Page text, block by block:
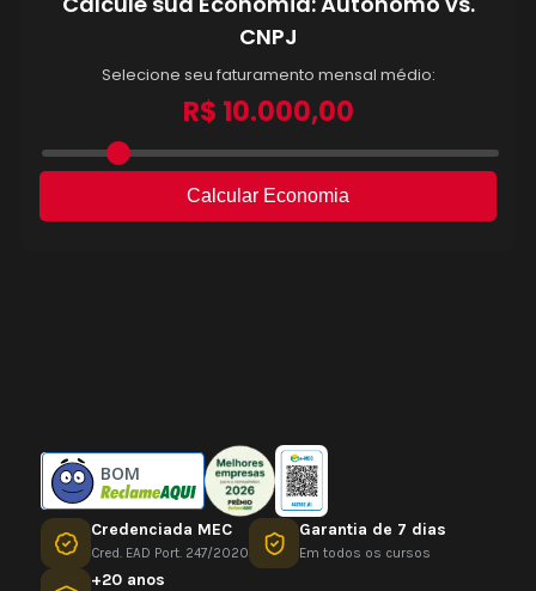
BOM
Credenciada MEC
Cred. EAD Port. 247/2020
Garantia de 7 dias
Em todos os cursos
+20 anos